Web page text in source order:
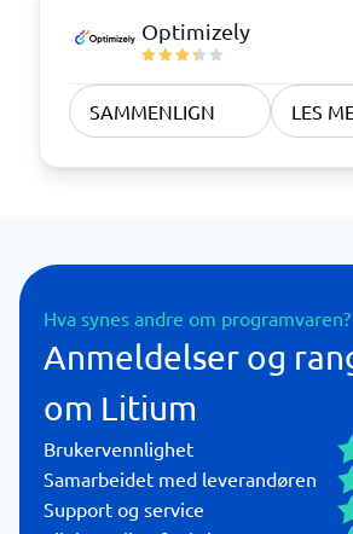
Optimizely
SAMMENLIGN LES
Hva synes andre om programvaren?
Anmeldelser og
om Litium
Brukervennlighet
Samarbeidet med leverandøren
Support og service